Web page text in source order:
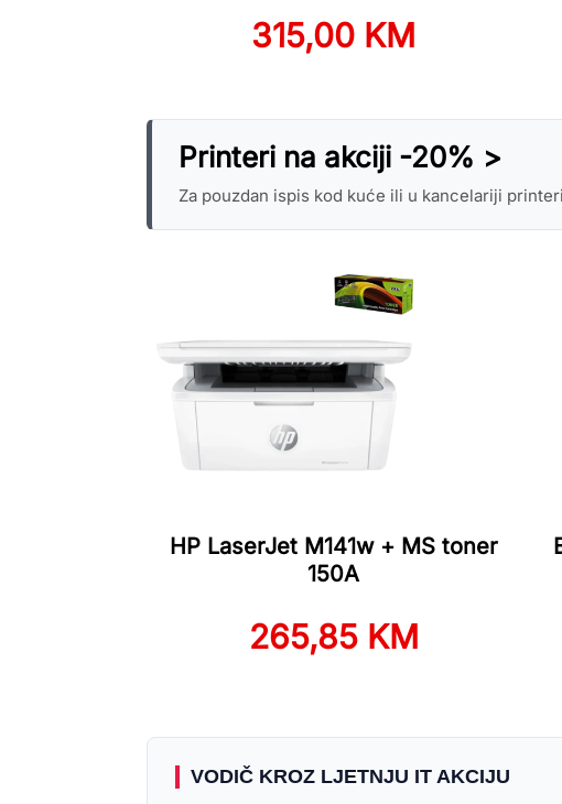
315,00 KM
Printeri na akciji -20% >
Za pouzdan ispis kod kuće ili u kancelariji
HP LaserJet M141w + MS toner
150A
265,85 KM
VODIČ KROZ LJETNJU IT AKCIJU